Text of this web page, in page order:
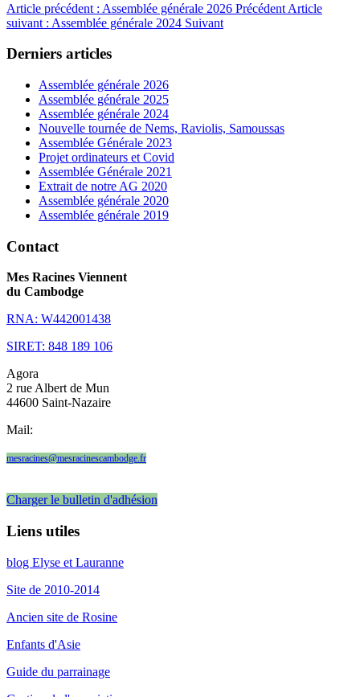
Article précédent : Assemblée générale 2026 Précédent Article
suivant : Assemblée générale 2024 Suivant
Derniers articles
Assemblée générale 2026
Assemblée générale 2025
Assemblée générale 2024
Nouvelle tournée de Nems, Raviolis, Samoussas
Assemblée Générale 2023
Projet ordinateurs et Covid
Assemblée Générale 2021
Extrait de notre AG 2020
Assemblée générale 2020
Assemblée générale 2019
Contact
Mes Racines Viennent
du Cambodge
RNA: W442001438
SIRET: 848 189 106
Agora
2 rue Albert de Mun
44600 Saint-Nazaire
Mail:
mesracines@mesracinescambodge.fr
Charger le bulletin d'adhésion
Liens utiles
blog Elyse et Lauranne
Site de 2010-2014
Ancien site de Rosine
Enfants d'Asie
Guide du parrainage